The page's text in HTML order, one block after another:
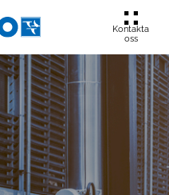
Kontakta
oss